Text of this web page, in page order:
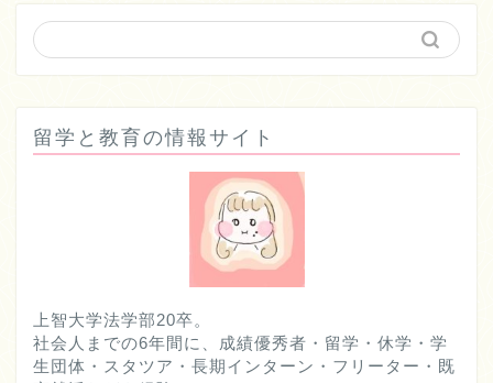
留学と教育の情報サイト
上智大学法学部20卒。
社会人までの6年間に、成績優秀者・留学・休学・学
生団体・スタツア・長期インターン・フリーター・既